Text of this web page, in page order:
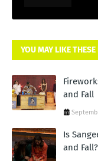
YOU MAY LIKE
and Fall
Is
and